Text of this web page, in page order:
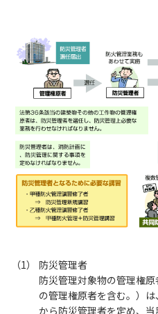
防災管理者
防災管理対象物の管理権
の管理権原者を含む。）
から防災管理者を定め、